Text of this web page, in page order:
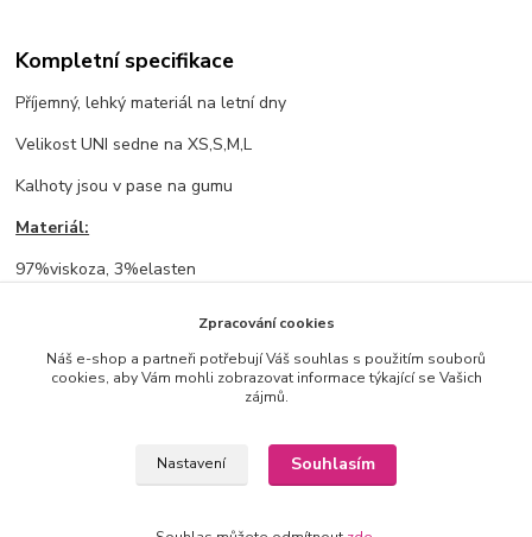
Kompletní specifikace
Příjemný, lehký materiál na letní dny
Velikost UNI sedne na XS,S,M,L
Kalhoty jsou v pase na gumu
Materiál:
97%viskoza, 3%elasten
pas vklidu: 3cm, při natažení: 55cm, délka: 39cm
Zboží zařazeno v kategoriích
Zpracování cookies
Náš e-shop a partneři potřebují Váš souhlas s použitím souborů
cookies, aby Vám mohli zobrazovat informace týkající se Vašich
zájmů.
Nastavení Souhlasím